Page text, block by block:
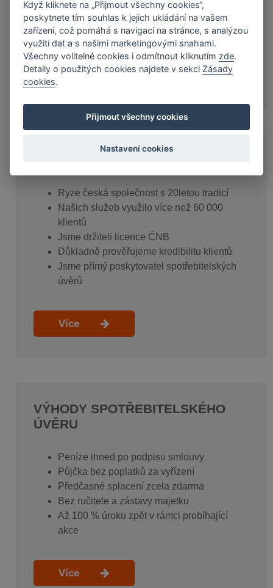
měsíců
Zájemce bez bankovního účtu
Zájemce s trvalým bydlištěm na MÚ/OÚ
Více
Ryze česká společnost s 20letou tradicí
Našich služeb využilo více než 60 000
klientů
Jsme držiteli licence ČNB
Důkladně prověřujeme kredibilitu klientů
Jsme přímý poskytovatel spotřebitelských
úvěrů
Více
VÝHODY SPOTŘEBITELSKÉHO
ÚVĚRU
Peníze ihned po podpisu smlouvy
Půjčka bez poplatků za vyřízení
Předčasné splacení zcela zdarma
Bez ručitele a zástavy majetku
Až 100 % úroku zpět v rámci probíhající
akce
Více
Když kliknete na „Přijmout všechny cookies“,
poskytnete tím souhlas k jejich ukládání na vašem
zařízení, což pomáhá s navigací na stránce, s analýzou
využití dat a s našimi marketingovými snahami.
Všechny volitelné cookies i odmítnout kliknutím zde.
Detaily o použitých cookies najdete v sekci Zásady
cookies.
Přijmout všechny cookies
Nastavení cookies